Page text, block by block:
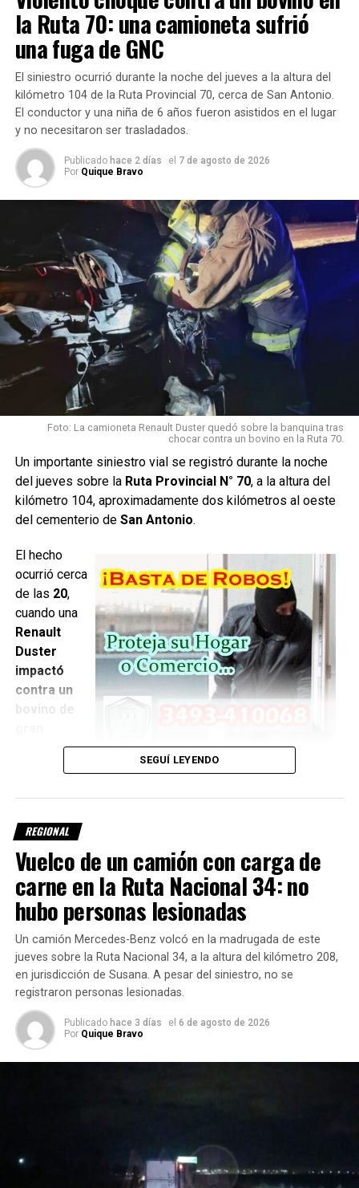
Con información de Rafaela Informa
TEMAS RELACIONADOS:
GENDARMERÍA NACIONAL
NARCOTRÁFICO
SIGUIENTE
Noche de violencia en Rafaela: investigan ataques a
tiros contra dos viviendas en barrios del norte
NO TE PIERDAS
Hallaron muerto a un hombre en un camino rural de
Bella Italia: investigan las causas del fallecimiento
un árbol.
Tras el choque, los tres hombres abandonaron el lugar y
emprendieron la fuga a pie.
No lograron llevarse el chasis
llevarse el chasis. Antes de escapar, sin embargo, le
habrían sustraído el
De acuerdo
con la
información
disponible,
la víctima
habría
sufrido
lesiones de
gravedad
El hecho es
investigado para determinar con precisión cómo ocurrió el
episodio e intentar establecer la identidad de los autores.
La información se encuentra en proceso de
investigación y podría ser ampliada a medida que
surjan nuevos datos oficiales.
Con información de FM Horizonte 96.1
la Ruta 70: una camioneta sufrió
una fuga de GNC
El siniestro ocurrió durante la noche del jueves a la altura del
kilómetro 104 de la Ruta Provincial 70, cerca de San Antonio.
El conductor y una niña de 6 años fueron asistidos en el lugar
y no necesitaron ser trasladados.
Publicado hace 2 días el 7 de agosto de 2026
Por Quique Bravo
Foto: La camioneta Renault Duster quedó sobre la banquina tras
chocar contra un bovino en la Ruta 70.
Un importante siniestro vial se registró durante la noche
del jueves sobre la Ruta Provincial N° 70, a la altura del
kilómetro 104, aproximadamente dos kilómetros al oeste
del cementerio de San Antonio.
El hecho
ocurrió cerca
de las 20,
cuando una
Renault
Duster
impactó
contra un
tamaño que
Como consecuencia del impacto, la camioneta terminó
detenida sobre la banquina norte, mientras que el animal
quedó sin vida a pocos metros del vehículo.
Detectaron una fuga de GNC
Al arribar al lugar, una dotación del Cuartel Norte de la
Agrupación Bomberos Zapadores Rafaelaverificó que
los ocupantes ya se encontraban fuera de la camioneta.
fueron
acuerdo con
SEGUÍ LEYENDO
REGIONAL
Vuelco de un camión con carga de
carne en la Ruta Nacional 34: no
hubo personas lesionadas
Un camión Mercedes-Benz volcó en la madrugada de este
jueves sobre la Ruta Nacional 34, a la altura del kilómetro 208,
en jurisdicción de Susana. A pesar del siniestro, no se
registraron personas lesionadas.
Publicado hace 3 días el 6 de agosto de 2026
Por Quique Bravo